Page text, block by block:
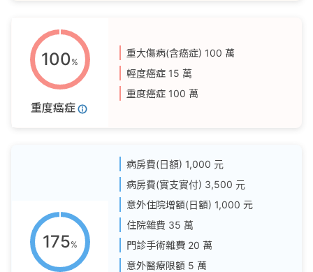
100 %
重度癌症
重大傷病(含癌症) 100 萬
輕度癌症 15 萬
重度癌症 100 萬
175%
病房費(日額) 1,000 元
病房費(實支實付) 3,500 元
意外住院增額(日額) 1,000 元
住院雜費 35 萬
門診手術雜費 20 萬
意外醫療限額 5 萬